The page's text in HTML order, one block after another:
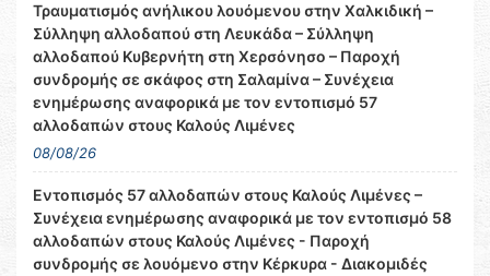
Τραυματισμός ανήλικου λουόμενου στην Χαλκιδική –
Σύλληψη αλλοδαπού στη Λευκάδα – Σύλληψη
αλλοδαπού Κυβερνήτη στη Χερσόνησο – Παροχή
συνδρομής σε σκάφος στη Σαλαμίνα – Συνέχεια
ενημέρωσης αναφορικά με τον εντοπισμό 57
αλλοδαπών στους Καλούς Λιμένες
08/08/26
Εντοπισμός 57 αλλοδαπών στους Καλούς Λιμένες –
Συνέχεια ενημέρωσης αναφορικά με τον εντοπισμό 58
αλλοδαπών στους Καλούς Λιμένες - Παροχή
συνδρομής σε λουόμενο στην Κέρκυρα - Διακομιδές